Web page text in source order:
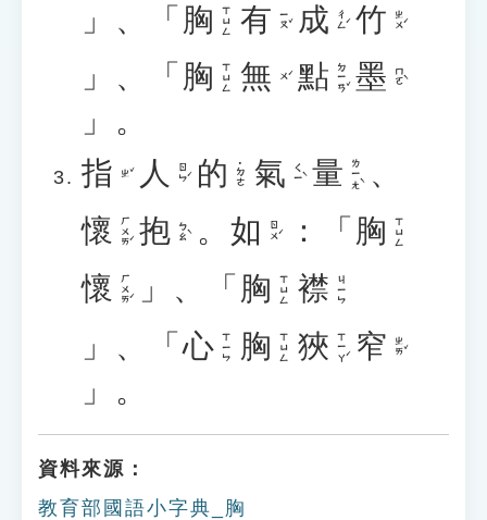
」、「 胸 ㄒㄩㄥ 有 ㄧㄡˇ 成 ㄔㄥˊ 竹 ㄓㄨˊ
」、「 胸 ㄒㄩㄥ 無 ㄨˊ 點 ㄉㄧㄢˇ 墨 ㄇㄛˋ
」。
指
ㄓˇ 人 ㄖㄣˊ 的 ˙ㄉㄜ 氣 ㄑㄧˋ 量 ㄌㄧㄤˋ 、
懷 ㄏㄨㄞˊ 抱 ㄅㄠˋ 。 如 ㄖㄨˊ ：「 胸 ㄒㄩㄥ
懷 ㄏㄨㄞˊ 」、「 胸 ㄒㄩㄥ 襟 ㄐㄧㄣ
」、「心 ㄒㄧㄣ 胸 ㄒㄩㄥ 狹 ㄒㄧㄚˊ 窄 ㄓㄞˇ
」。
資料來源：
教育部國語小字典_胸